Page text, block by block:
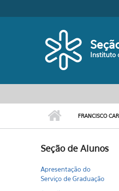
Instituto
FRANCISCO
Seção de Alunos
Apresentação do
Serviço de Graduação